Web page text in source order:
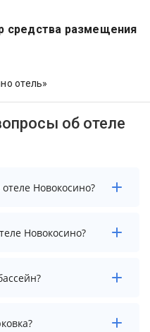
средства размещения
отель»
об отеле
Новокосино?
на проживание в
нужные даты и
Новокосино?
выезд необходимо